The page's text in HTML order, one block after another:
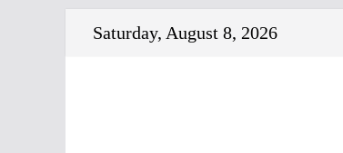
Saturday, August 8, 2026